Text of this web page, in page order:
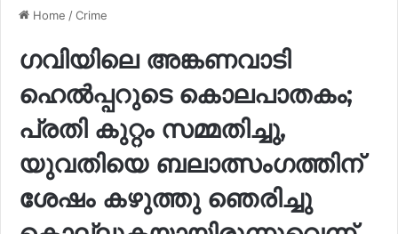
Home /Crime
ഗവിയിലെ അങ്കണവാടി
ഹെൽപ്പറുടെ കൊലപാതകം;
പ്രതി കുറ്റം സമ്മതിച്ചു,
യുവതിയെ ബലാത്സം​ഗത്തിന്
ശേഷം കഴുത്തു ഞെരിച്ചു